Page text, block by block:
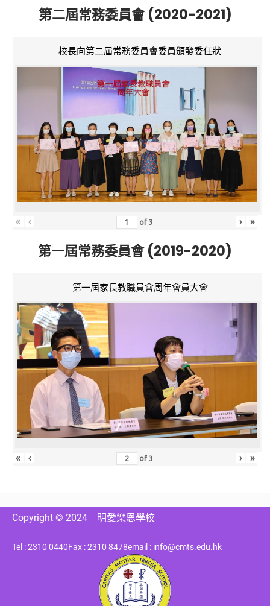
第二屆常務委員會 (2020-2021)
校長向第二屆常務委員會委員頒發委任狀
« ‹ of3 › »
第一屆常務委員會 (2019-2020)
第一屆家長教職員會周年會員大會
« ‹ of3 › »
Copyright © 2024 明愛樂恩學校
Tel : 2310 0440Fax : 2310 8478email : info@cmts.edu.hk